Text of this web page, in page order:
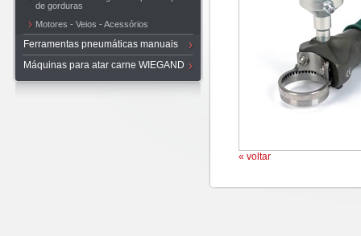
de gorduras
Motores - Veios - Acessórios
Ferramentas pneumáticas manuais
Máquinas para atar carne WIEGAND
« voltar